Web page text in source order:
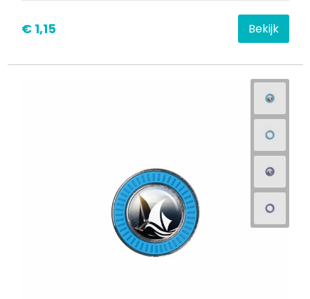
€ 1,15 Bekijk